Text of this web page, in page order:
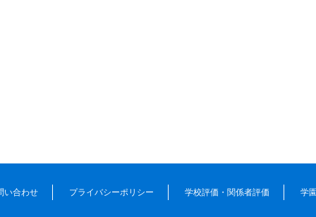
い合わせ プライバシーポリシー 学校評価・関係者評価 学